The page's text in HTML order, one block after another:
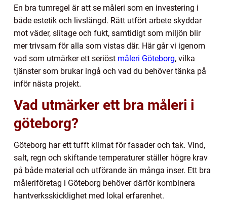
En bra tumregel är att se måleri som en investering i
både estetik och livslängd. Rätt utfört arbete skyddar
mot väder, slitage och fukt, samtidigt som miljön blir
mer trivsam för alla som vistas där. Här går vi igenom
vad som utmärker ett seriöst måleri Göteborg, vilka
tjänster som brukar ingå och vad du behöver tänka på
inför nästa projekt.
Vad utmärker ett bra måleri i
göteborg?
Göteborg har ett tufft klimat för fasader och tak. Vind,
salt, regn och skiftande temperaturer ställer högre krav
på både material och utförande än många inser. Ett bra
måleriföretag i Göteborg behöver därför kombinera
hantverksskicklighet med lokal erfarenhet.